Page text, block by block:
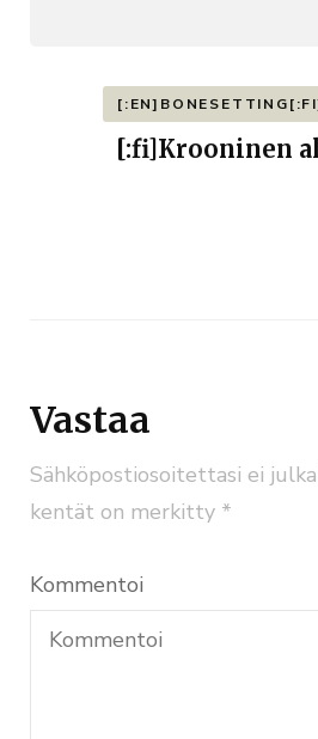
[:fi]Krooninen
Vastaa
Sähköpostiosoitettasi ei
kentät on merkitty *
Kommentoi